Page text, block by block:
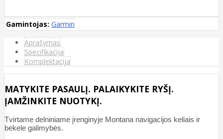
Gamintojas: Garmin
Aprašymas
Specifikacija
Komplektacija
MATYKITE PASAULĮ. PALAIKYKITE RYŠĮ.
ĮAMŽINKITE NUOTYKĮ.
Tvirtame delniniame įrenginyje Montana navigacijos keliais ir
bekele galimybės.